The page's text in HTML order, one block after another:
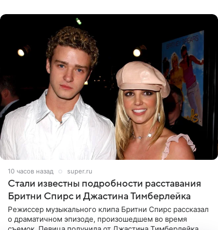
10 часов назад super.ru
Стали известны подробности расставания
Бритни Спирс и Джастина Тимберлейка
Режиссер музыкального клипа Бритни Спирс рассказал
о драматичном эпизоде, произошедшем во время